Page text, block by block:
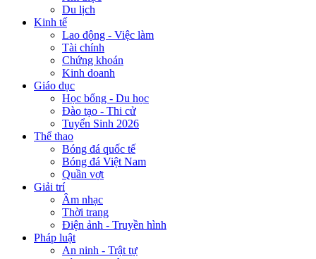
Du lịch
Kinh tế
Lao động - Việc làm
Tài chính
Chứng khoán
Kinh doanh
Giáo dục
Học bổng - Du học
Đào tạo - Thi cử
Tuyển Sinh 2026
Thể thao
Bóng đá quốc tế
Bóng đá Việt Nam
Quần vợt
Giải trí
Âm nhạc
Thời trang
Điện ảnh - Truyền hình
Pháp luật
An ninh - Trật tự